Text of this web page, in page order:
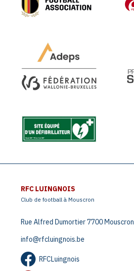
RFC LUINGNOIS
Club de football à Mouscron
Rue Alfred Dumortier 7700 Mouscron
info@rfcluingnois.be
RFCLuingnois